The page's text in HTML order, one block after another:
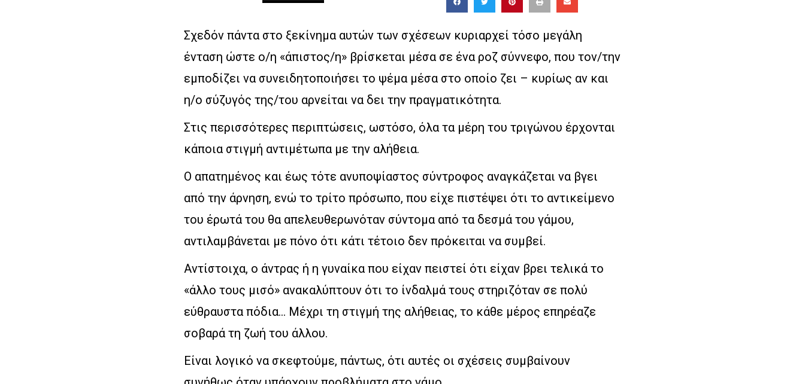
Σχεδόν πάντα στο ξεκίνημα αυτών των σχέσεων κυριαρχεί τόσο μεγάλη
ένταση ώστε ο/η «άπιστος/η» βρίσκεται μέσα σε ένα ροζ σύννεφο, που τον/την
εμποδίζει να συνειδητοποιήσει το ψέμα μέσα στο οποίο ζει – κυρίως αν και
η/ο σύζυγός της/του αρνείται να δει την πραγματικότητα.
Στις περισσότερες περιπτώσεις, ωστόσο, όλα τα μέρη του τριγώνου έρχονται
κάποια στιγμή αντιμέτωπα με την αλήθεια.
Ο απατημένος και έως τότε ανυποψίαστος σύντροφος αναγκάζεται να βγει
από την άρνηση, ενώ το τρίτο πρόσωπο, που είχε πιστέψει ότι το αντικείμενο
του έρωτά του θα απελευθερωνόταν σύντομα από τα δεσμά του γάμου,
αντιλαμβάνεται με πόνο ότι κάτι τέτοιο δεν πρόκειται να συμβεί.
Αντίστοιχα, ο άντρας ή η γυναίκα που είχαν πειστεί ότι είχαν βρει τελικά το
«άλλο τους μισό» ανακαλύπτουν ότι το ίνδαλμά τους στηριζόταν σε πολύ
εύθραυστα πόδια… Μέχρι τη στιγμή της αλήθειας, το κάθε μέρος επηρέαζε
σοβαρά τη ζωή του άλλου.
Είναι λογικό να σκεφτούμε, πάντως, ότι αυτές οι σχέσεις συμβαίνουν